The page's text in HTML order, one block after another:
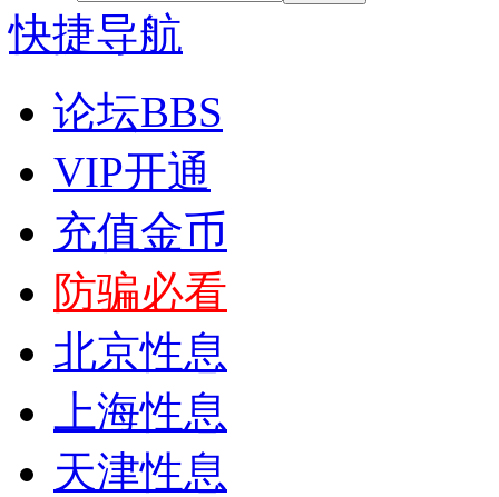
快捷导航
论坛BBS
VIP开通
充值金币
防骗必看
北京性息
上海性息
天津性息